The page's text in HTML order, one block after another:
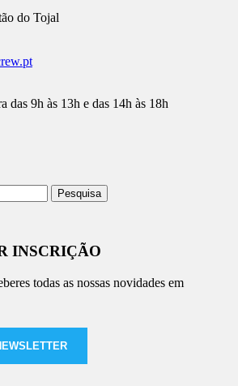
do Tojal
das 9h às 13h e das 14h às 18h
INSCRIÇÃO
todas as nossas novidades em